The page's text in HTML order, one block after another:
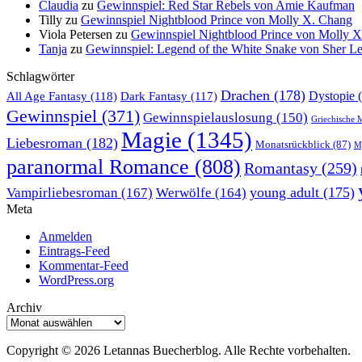
Claudia zu Gewinnspiel: Red Star Rebels von Amie Kaufman
Tilly zu Gewinnspiel Nightblood Prince von Molly X. Chang
Viola Petersen zu Gewinnspiel Nightblood Prince von Molly
Tanja zu Gewinnspiel: Legend of the White Snake von Sher
Schlagwörter
All Age Fantasy (118) Dark Fantasy (117) Drachen (178) Dystopie
Gewinnspiel (371) Gewinnspielauslosung (150) Griechische
Liebesroman (182) Magie (1345) Monatsrückblick (87)
paranormal Romance (808) Romantasy (259)
Vampirliebesroman (167) Werwölfe (164) young adult (175)
Meta
Anmelden
Eintrags-Feed
Kommentar-Feed
WordPress.org
Archiv
Archiv
Copyright © 2026 Letannas Buecherblog. Alle Rechte vorbehalten.